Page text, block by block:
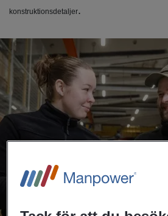
konstruktionsdetaljer.